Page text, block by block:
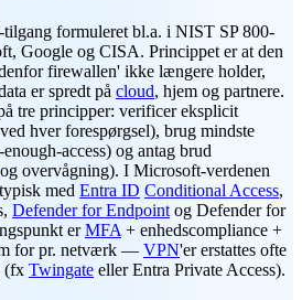
tilgang formuleret bl.a. i NIST SP 800-
Google og CISA. Princippet er at den
firewallen' ikke længere holder,
er spredt på cloud, hjem og partnere.
tre principper: verificer eksplicit
hver forespørgsel), brug mindste
access) og antag brud
og overvågning). I Microsoft-verdenen
med Entra ID Conditional Access,
Defender for Endpoint og Defender for
erMFA + enhedscompliance +
for pr. netværk — VPN'er erstattes ofte
(fx Twingate eller Entra Private Access).